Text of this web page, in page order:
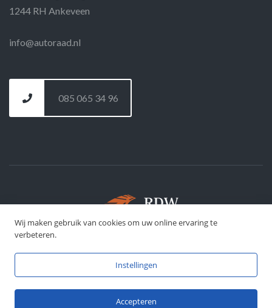
1244 RH Ankeveen
info@autoraad.nl
085 065 34 96
Wij maken gebruik van cookies om uw online ervaring te
verbeteren.
Instellingen
Accepteren